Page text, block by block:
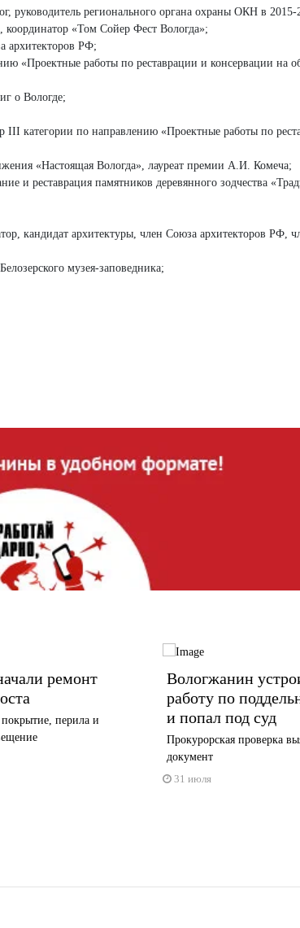
руководитель регионального органа охраны ОКН в 2015-
«Том Сойер Фест Вологда»;
архитекторов РФ;
«Проектные работы по реставрации и консервации на
о Вологде;
III категории по направлению «Проектные работы по
«Настоящая Вологда», лауреат премии А.И. Комеча;
и реставрация памятников деревянного зодчества
кандидат архитектуры, член Союза архитекторов РФ,
музея-заповедника;
ремонт
перила и
Вологжанин
работу по
и попал под суд
Прокурорская проверка
документ
31 июля